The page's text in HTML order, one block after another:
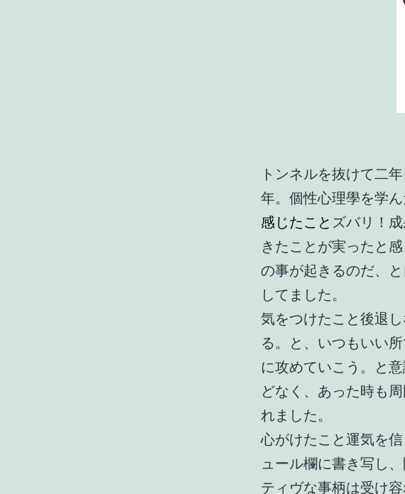
トンネルを抜けて二
年。個性心理學を学
感じたこと ズバリ！
きたことが実ったと
の事が起きるのだ、
してました。️
気をつけたこと後退
る。と、いつもいい
に攻めていこう。と
どなく、あった時も
れました。
心がけたこと運気を
ュール欄に書き写し
ティヴな事柄は受け